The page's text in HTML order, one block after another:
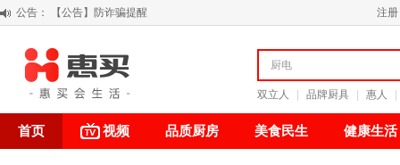
公告：
【积分调整公告】
关于假冒我公司“惠买小程序“的声明
【公告】防诈骗提醒
注册
双立人 品牌厨具 惠人
首页 视频 品质厨房 美食民生 健康生活